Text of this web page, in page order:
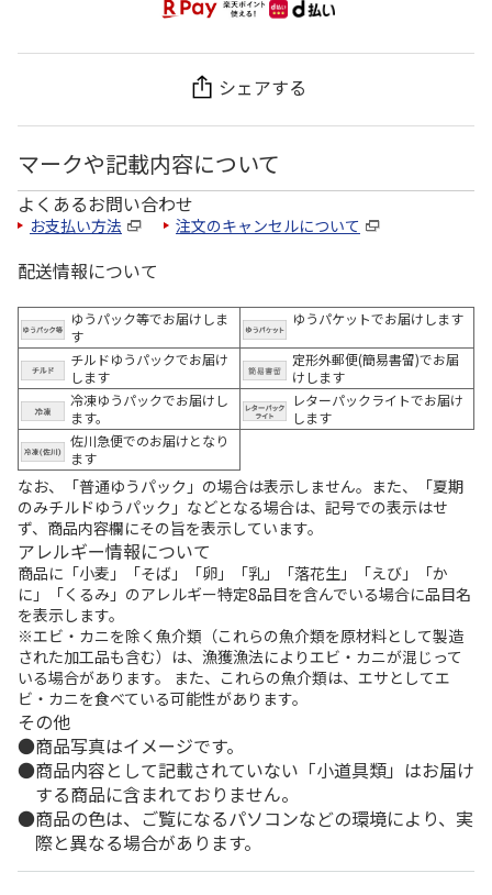
シェアする
マークや記載内容について
よくあるお問い合わせ
お支払い方法 注文のキャンセルについて
配送情報について
ゆうパック等でお届けしま
す
ゆうパケットでお届けします
チルドゆうパックでお届け
します
定形外郵便(簡易書留)でお届
けします
冷凍ゆうパックでお届けし
ます。
レターパックライトでお届け
します
佐川急便でのお届けとなり
ます
なお、「普通ゆうパック」の場合は表示しません。また、「夏期
のみチルドゆうパック」などとなる場合は、記号での表示はせ
ず、商品内容欄にその旨を表示しています。
アレルギー情報について
商品に「小麦」「そば」「卵」「乳」「落花生」「えび」「か
に」「くるみ」のアレルギー特定8品目を含んでいる場合に品目名
を表示します。
※エビ・カニを除く魚介類（これらの魚介類を原材料として製造
された加工品も含む）は、漁獲漁法によりエビ・カニが混じって
いる場合があります。 また、これらの魚介類は、エサとしてエ
ビ・カニを食べている可能性があります。
その他
商品写真はイメージです。
商品内容として記載されていない「小道具類」はお届け
する商品に含まれておりません。
商品の色は、ご覧になるパソコンなどの環境により、実
際と異なる場合があります。